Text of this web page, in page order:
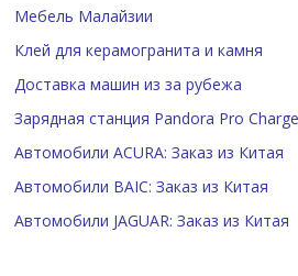
Мебель Малайзии
Клей для керамогранита и камня
Доставка машин из за рубежа
Зарядная станция Pandora Pro
Автомобили ACURA: Заказ из Китая
Автомобили BAIC: Заказ из Китая
Автомобили JAGUAR: Заказ из Китая